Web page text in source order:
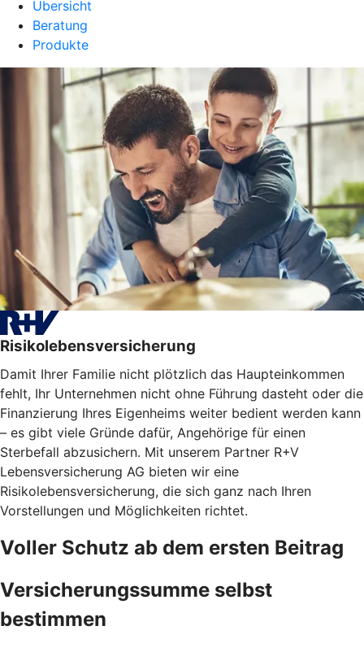
Übersicht
Beratung
Produkte
Risikolebensversicherung
Damit Ihrer Familie nicht plötzlich das Haupteinkommen
fehlt, Ihr Unternehmen nicht ohne Führung dasteht oder die
Finanzierung Ihres Eigenheims weiter bedient werden kann
– es gibt viele Gründe dafür, Angehörige für einen
Sterbefall abzusichern. Mit unserem Partner R+V
Lebensversicherung AG bieten wir eine
Risikolebensversicherung, die sich ganz nach Ihren
Vorstellungen und Möglichkeiten richtet.
Voller Schutz ab dem ersten Beitrag
Versicherungssumme selbst
bestimmen